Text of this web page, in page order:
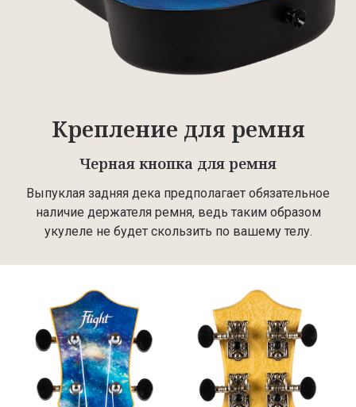
Крепление для ремня
Черная кнопка для ремня
Выпуклая задняя дека предполагает обязательное
наличие держателя ремня, ведь таким образом
укулеле не будет скользить по вашему телу.